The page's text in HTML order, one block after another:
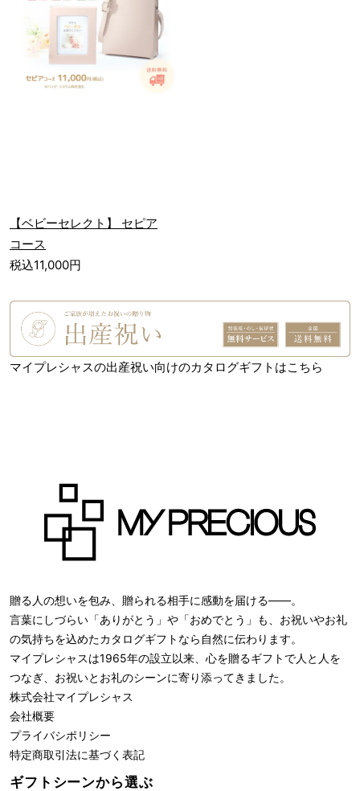
【ベビーセレクト】 セピア
コース
税込11,000円
マイプレシャスの出産祝い向けのカタログギフトはこちら
贈る人の想いを包み、贈られる相手に感動を届ける――。
言葉にしづらい「ありがとう」や「おめでとう」も、お祝いやお礼
の気持ちを込めたカタログギフトなら自然に伝わります。
マイプレシャスは1965年の設立以来、心を贈るギフトで人と人を
つなぎ、お祝いとお礼のシーンに寄り添ってきました。
株式会社マイプレシャス
会社概要
プライバシポリシー
特定商取引法に基づく表記
ギフトシーンから選ぶ